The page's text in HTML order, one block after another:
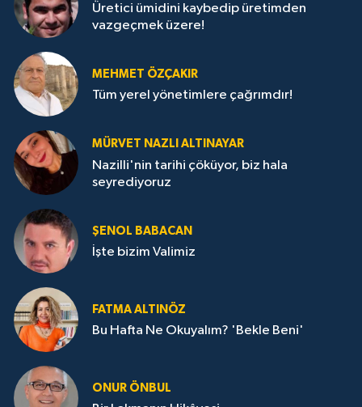
Üretici ümidini kaybedip üretimden
vazgeçmek üzere!
MEHMET ÖZÇAKIR
Tüm yerel yönetimlere çağrımdır!
MÜRVET NAZLI ALTINAYAR
Nazilli'nin tarihi çöküyor, biz hala
seyrediyoruz
ŞENOL BABACAN
İşte bizim Valimiz
FATMA ALTINÖZ
Bu Hafta Ne Okuyalım? 'Bekle Beni'
ONUR ÖNBUL